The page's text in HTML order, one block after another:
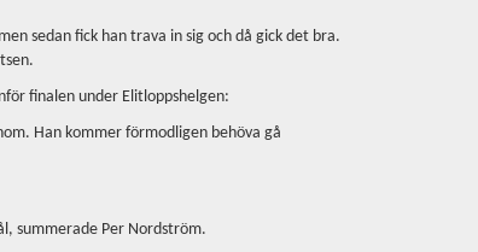
sedan fick han trava in sig och då gick det bra.
finalen under Elitloppshelgen:
Han kommer förmodligen behöva gå
summerade Per Nordström.